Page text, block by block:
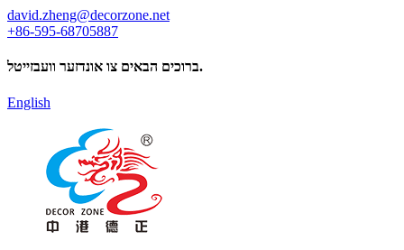
david.zheng@decorzone.net
+86-595-68705887
ברוכים הבאים צו אונדזער וועבזייטל.
English